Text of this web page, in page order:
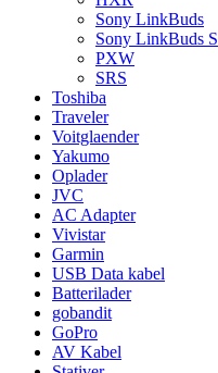
Sony LinkBuds
Sony LinkBuds S
PXW
SRS
Toshiba
Traveler
Voitglaender
Yakumo
Oplader
JVC
AC Adapter
Vivistar
Garmin
USB Data kabel
Batterilader
gobandit
GoPro
AV Kabel